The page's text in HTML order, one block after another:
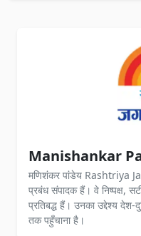
Manishankar
मणिशंकर पांडेय Rashtriya
प्रबंध संपादक हैं। वे निष्पक्ष,
प्रतिबद्ध हैं। उनका उद्देश्य देश-
तक पहुँचाना है।